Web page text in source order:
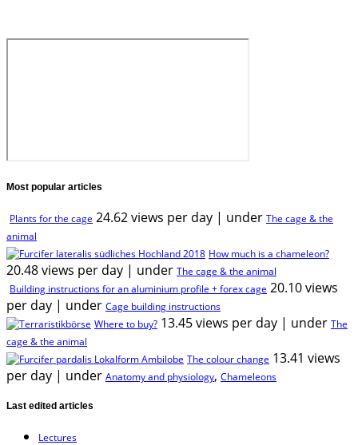
Most popular articles
Plants for the cage 24.62 views per day | under The cage & the
animal
How much is a chameleon?
20.48 views per day | under The cage & the animal
Building instructions for an aluminium profile + forex cage 20.10 views
per day | under Cage building instructions
Where to buy? 13.45 views per day | under The
cage & the animal
The colour change 13.41 views
per day | under Anatomy and physiology, Chameleons
Last edited articles
Lectures